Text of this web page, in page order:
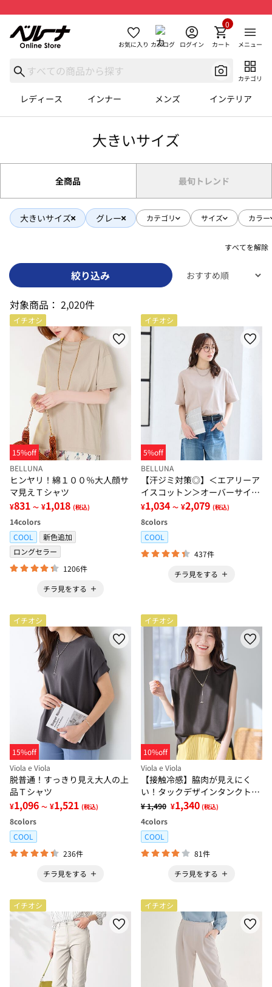
お気に入り カタログ ログイン カート
0
メニュー
カテゴリ
レディース インナー メンズ インテリア
大きいサイズ
全商品 最旬トレンド
大きいサイズ グレー カテゴリ サイズ カラー
すべてを解除
絞り込み
対象商品： 2,020件
イチオシ
15%off
BELLUNA
ヒンヤリ！綿１００％大人顔サ
マ見えＴシャツ
¥831 ～ ¥1,018 (税込)
14colors
COOL
新色追加
ロングセラー
1206件
チラ見をする
イチオシ
5%off
BELLUNA
【汗ジミ対策◎】＜エアリーア
イスコットン＞オーバーサイズ
Ｔシャツ【選べる袖丈】
¥1,034 ～ ¥2,079 (税込)
8colors
COOL
437件
チラ見をする
イチオシ
15%off
Viola e Viola
脱普通！すっきり見え大人の上
品Ｔシャツ
¥1,096 ～ ¥1,521 (税込)
8colors
COOL
236件
チラ見をする
イチオシ
10%off
Viola e Viola
【接触冷感】脇肉が見えにく
い！タックデザインタンクトッ
プ
¥ 1,490 ¥1,340 (税込)
4colors
COOL
81件
チラ見をする
イチオシ イチオシ